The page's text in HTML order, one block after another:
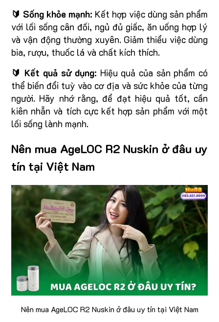
🔰 Sống khỏe mạnh: Kết hợp việc dùng sản phẩm
với lối sống cân đối, ngủ đủ giấc, ăn uống hợp lý
và vận động thường xuyên. Giảm thiểu việc dùng
bia, rượu, thuốc lá và chất kích thích.
🔰 Kết quả sử dụng: Hiệu quả của sản phẩm có
thể biến đổi tuỳ vào cơ địa và sức khỏe của từng
người. Hãy nhớ rằng, để đạt hiệu quả tốt, cần
kiên nhẫn và tích cực kết hợp sản phẩm với một
lối sống lành mạnh.
Nên mua AgeLOC R2 Nuskin ở đâu uy
tín tại Việt Nam
Nên mua AgeLOC R2 Nuskin ở đâu uy tín tại Việt Nam